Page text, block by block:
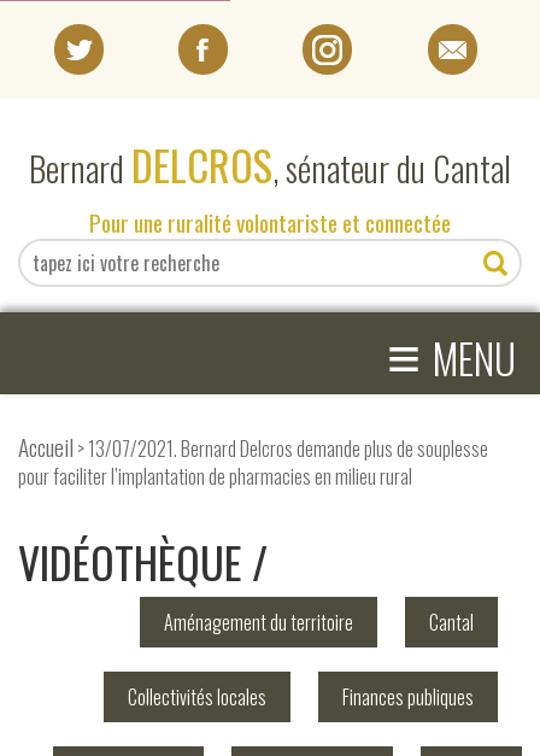
Bernard DELCROS, sénateur du Cantal
Pour une ruralité volontariste et connectée
≡ MENU
EN DIRECT DU SÉNAT
EN DIRECT DU CANTAL
Accueil > 13/07/2021. Bernard Delcros demande plus de souplesse
pour faciliter l’implantation de pharmacies en milieu rural
VIDÉOTHÈQUE
Aménagement du territoire Cantal
Collectivités locales Finances publiques